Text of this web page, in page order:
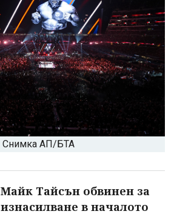
Снимка АП/БТА
Майк Тайсън обвинен за
изнасилване в началото